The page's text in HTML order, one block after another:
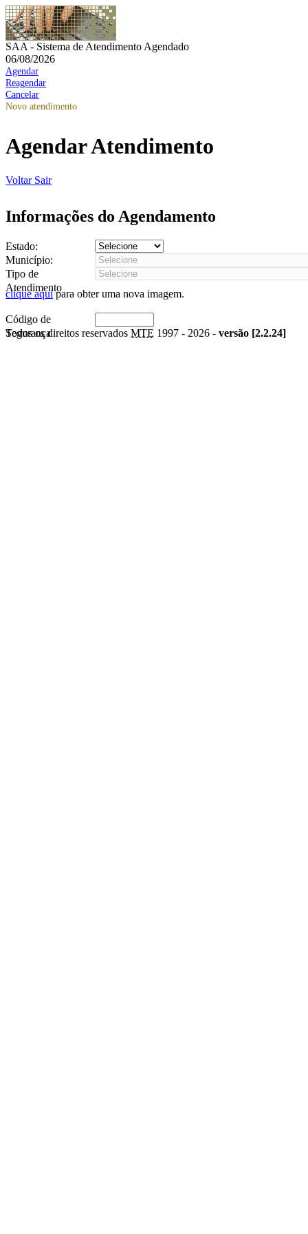
SAA - Sistema de Atendimento Agendado
06/08/2026
Agendar
Reagendar
Cancelar
Novo atendimento
Agendar Atendimento
Voltar Sair
Informações do Agendamento
Estado:
Município:
Tipo de
Atendimento
clique aquipara obter uma nova imagem.
Código de
Segurança
Todos os direitos reservados MTE 1997 - 2026 - versão [2.2.24]